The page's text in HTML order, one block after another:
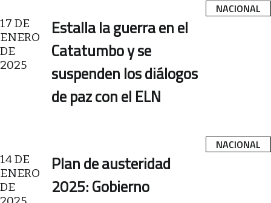
NACIONAL
NACIONAL
17 DE
ENERO
DE
2025
Estalla la guerra en el
Catatumbo y se
suspenden los diálogos
de paz con el ELN
14 DE
ENERO
DE
Plan de austeridad
2025: Gobierno